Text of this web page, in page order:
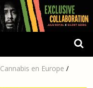
Cannabis en Europe /